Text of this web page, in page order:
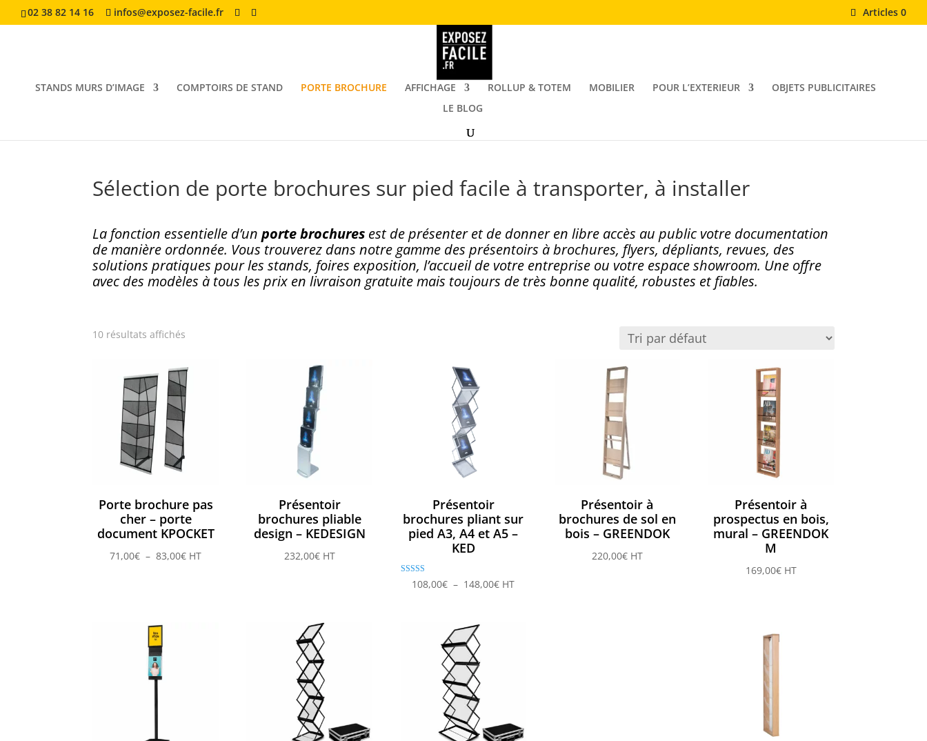
02 38 82 14 16 infos@exposez-facile.fr Articles 0
STANDS MURS D’IMAGE COMPTOIRS DE STAND PORTE BROCHURE AFFICHAGE ROLLUP & TOTEM MOBILIER POUR L’EXTERIEUR
OBJETS PUBLICITAIRES
LE BLOG
Sélection de porte brochures sur pied facile à transporter, à installer
La fonction essentielle d’unporte brochures est de présenter et de donner en libre accès au public votre documentation
de manière ordonnée. Vous trouverez dans notre gamme des présentoirs à brochures, flyers, dépliants, revues, des
solutions pratiques pour les stands, foires exposition, l’accueil de votre entreprise ou votre espace showroom. Une offre
avec des modèles à tous les prix en livraison gratuite mais toujours de très bonne qualité, robustes et fiables.
10 résultats affichés
Porte brochure pas
cher – porte
document KPOCKET
71,00€ – 83,00€Plage
HT
Présentoir
brochures pliable
design – KEDESIGN
232,00€ HT
Présentoir
brochures pliant sur
pied A3, A4 et A5 –
KED
Note
4.50108,00€ – 148,00€Plage
HT
Présentoir à
brochures de sol en
bois – GREENDOK
220,00€ HT
Présentoir à
prospectus en bois,
mural – GREENDOK
M
169,00€ HT